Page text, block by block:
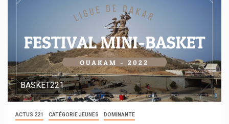
BASKET221
ACTUS 221 CATÉGORIE JEUNES DOMINANTE